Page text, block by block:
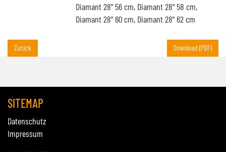
Diamant 28" 56 cm, Diamant 28" 58 cm,
Diamant 28" 60 cm, Diamant 28" 62 cm
Zurück Download (PDF)
SITEMAP
Datenschutz
Impressum